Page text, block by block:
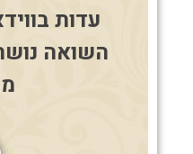
עדות
השואה